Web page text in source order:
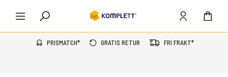
PRISMATCH* GRATIS RETUR FRI FRAKT*